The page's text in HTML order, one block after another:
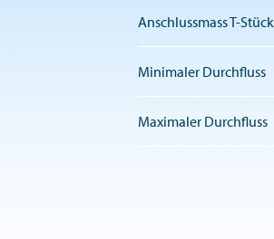
Anschlussmass T-Stück
Minimaler Durchfluss
Maximaler Durchfluss